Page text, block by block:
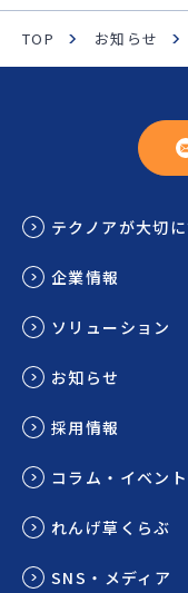
TOP お知らせ
テクノアが大切
企業情報
ソリューション
お知らせ
採用情報
コラム・イベン
れんげ草くらぶ
SNS・メディア